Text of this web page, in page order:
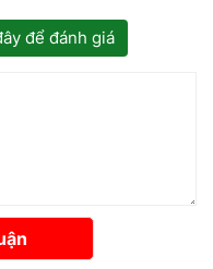
để đánh giá